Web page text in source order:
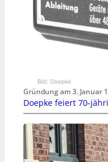
Bild: Doepke
Gründung am 3. Januar
Doepke feiert 70-